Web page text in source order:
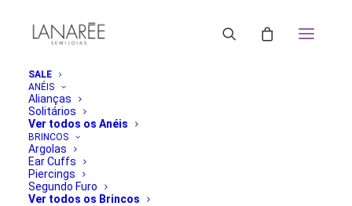
SALE
ANÉIS
Alianças
Solitários
Ver todos os Anéis
BRINCOS
Argolas
Ear Cuffs
Piercings
Segundo Furo
Ver todos os Brincos